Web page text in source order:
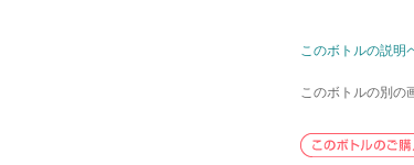
このボトルの説明
このボトルの別の